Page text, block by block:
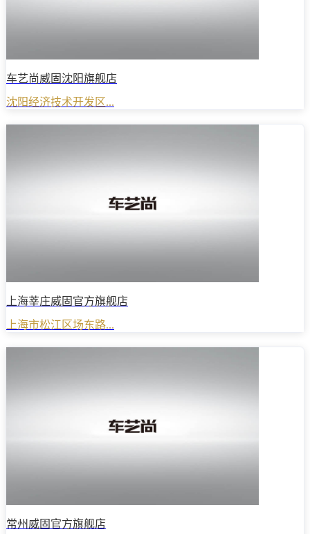
车艺尚威固沈阳旗舰店
沈阳经济技术开发区...
上海莘庄威固官方旗舰店
上海市松江区场东路...
常州威固官方旗舰店